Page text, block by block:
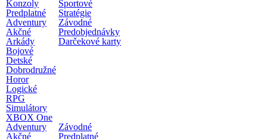
Konzoly
Predplatné
Adventury
Akčné
Arkády
Bojové
Detské
Dobrodružné
Horor
Logické
RPG
Simulátory
Športové
Stratégie
Závodné
Predobjednávky
Darčekové karty
XBOX One
Adventury
Akčné
Závodné
Predplatné